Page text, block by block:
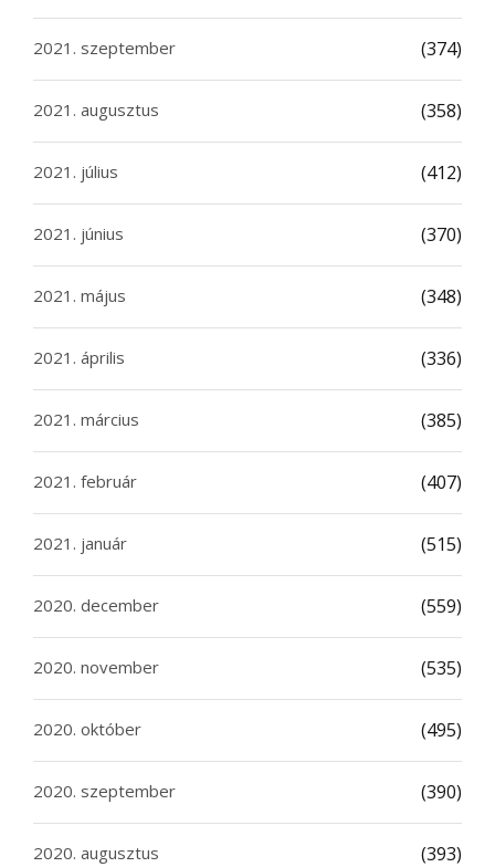
2021. szeptember (374)
2021. augusztus (358)
2021. július (412)
2021. június (370)
2021. május (348)
2021. április (336)
2021. március (385)
2021. február (407)
2021. január (515)
2020. december (559)
2020. november (535)
2020. október (495)
2020. szeptember (390)
2020. augusztus (393)